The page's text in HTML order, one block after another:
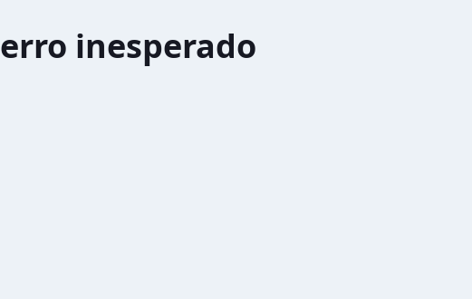
erro inesperado